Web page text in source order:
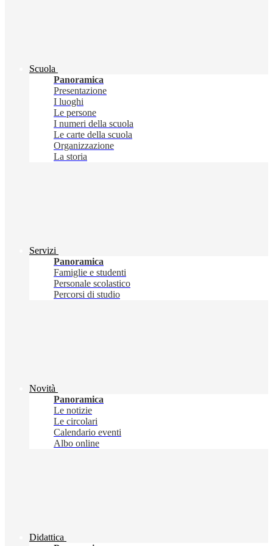
Scuola
Panoramica
Presentazione
I luoghi
Le persone
I numeri della scuola
Le carte della scuola
Organizzazione
La storia
Servizi
Panoramica
Famiglie e studenti
Personale scolastico
Percorsi di studio
Novità
Panoramica
Le notizie
Le circolari
Calendario eventi
Albo online
Didattica